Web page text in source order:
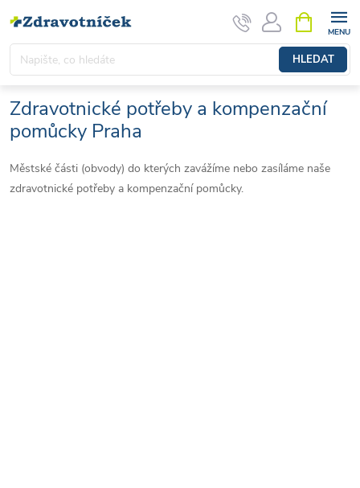
HLEDAT
Zdravotnické potřeby a kompenzační
pomůcky Praha
Městské části (obvody) do kterých zavážíme nebo zasíláme naše
zdravotnické potřeby a kompenzační pomůcky.